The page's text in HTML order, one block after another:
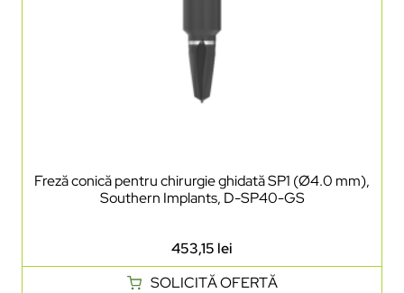
Freză conică pentru chirurgie ghidată SP1 (Ø4.0 mm),
Southern Implants, D-SP40-GS
453,15 lei
SOLICITĂ OFERTĂ